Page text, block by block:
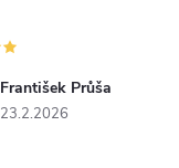
František Průša
23.2.2026